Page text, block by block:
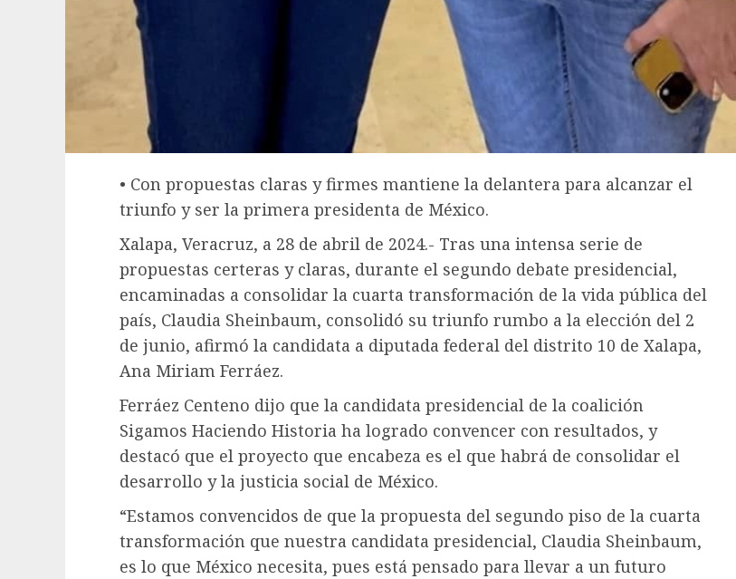
• Con propuestas claras y firmes mantiene la delantera para alcanzar el
triunfo y ser la primera presidenta de México.
Xalapa, Veracruz, a 28 de abril de 2024.- Tras una intensa serie de
propuestas certeras y claras, durante el segundo debate presidencial,
encaminadas a consolidar la cuarta transformación de la vida pública del
país, Claudia Sheinbaum, consolidó su triunfo rumbo a la elección del 2
de junio, afirmó la candidata a diputada federal del distrito 10 de Xalapa,
Ana Miriam Ferráez.
Ferráez Centeno dijo que la candidata presidencial de la coalición
Sigamos Haciendo Historia ha logrado convencer con resultados, y
destacó que el proyecto que encabeza es el que habrá de consolidar el
desarrollo y la justicia social de México.
“Estamos convencidos de que la propuesta del segundo piso de la cuarta
transformación que nuestra candidata presidencial, Claudia Sheinbaum,
es lo que México necesita, pues está pensado para llevar a un futuro